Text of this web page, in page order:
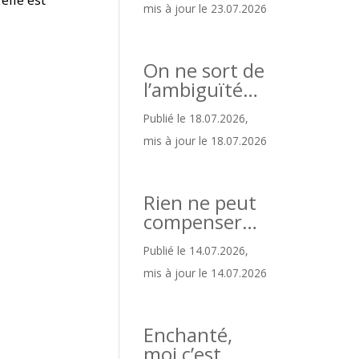
mis à jour le 23.07.2026
On ne sort de
l’ambiguïté…
Publié le 18.07.2026,
mis à jour le 18.07.2026
Rien ne peut
compenser…
Publié le 14.07.2026,
mis à jour le 14.07.2026
Enchanté,